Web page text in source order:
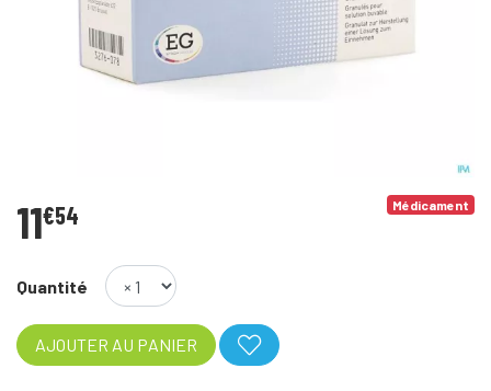
Médicament
11€54
Quantité
AJOUTER AU PANIER